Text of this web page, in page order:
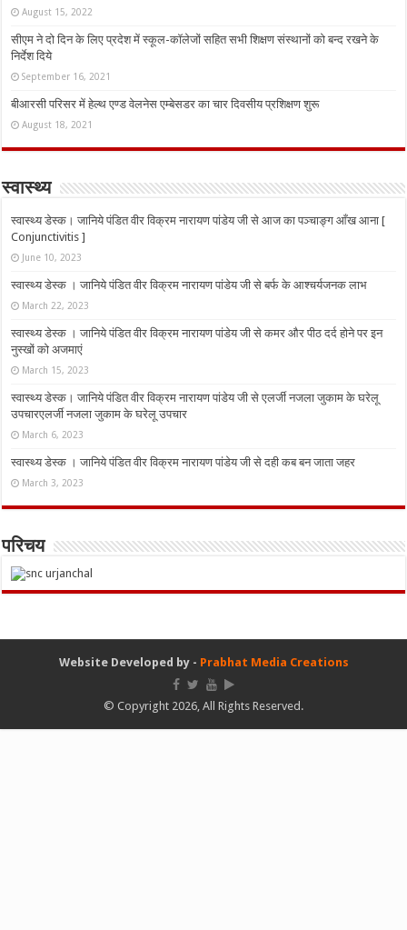
August 15, 2022
सीएम ने दो दिन के लिए प्रदेश में स्कूल-कॉलेजों सहित सभी शिक्षण संस्थानों को बन्द रखने के
निर्देश दिये
September 16, 2021
बीआरसी परिसर में हेल्थ एण्ड वेलनेस एम्बेसडर का चार दिवसीय प्रशिक्षण शुरू
August 18, 2021
स्वास्थ्य
स्वास्थ्य डेस्क। जानिये पंडित वीर विक्रम नारायण पांडेय जी से आज का पञ्चाङ्ग आँख आना [
Conjunctivitis ]
June 10, 2023
स्वास्थ्य डेस्क । जानिये पंडित वीर विक्रम नारायण पांडेय जी से बर्फ के आश्चर्यजनक लाभ
March 22, 2023
स्वास्थ्य डेस्क । जानिये पंडित वीर विक्रम नारायण पांडेय जी से कमर और पीठ दर्द होने पर इन
नुस्‍खों को अजमाएं
March 15, 2023
स्वास्थ्य डेस्क। जानिये पंडित वीर विक्रम नारायण पांडेय जी से एलर्जी नजला जुकाम के घरेलू
उपचारएलर्जी नजला जुकाम के घरेलू उपचार
March 6, 2023
स्वास्थ्य डेस्क । जानिये पंडित वीर विक्रम नारायण पांडेय जी से दही कब बन जाता जहर
March 3, 2023
परिचय
Website Developed by - Prabhat Media Creations
© Copyright 2026, All Rights Reserved.